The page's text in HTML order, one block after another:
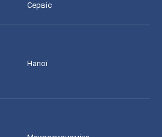
Сервіс
Напої